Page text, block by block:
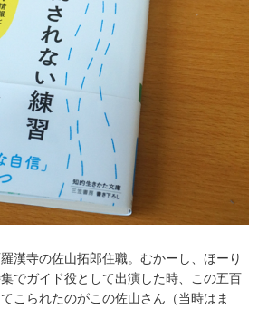
漢寺の佐山拓郎住職。むかーし、ほーり
でガイド役として出演した時、この五百
こられたのがこの佐山さん（当時はま